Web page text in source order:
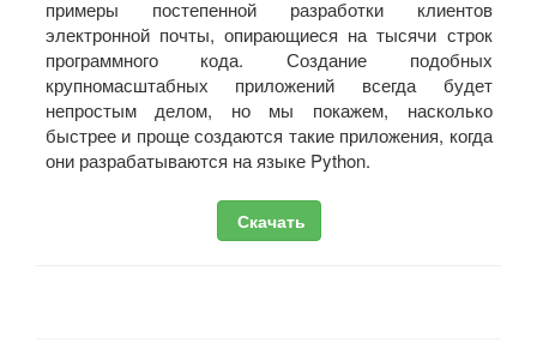
примеры постепенной разработки клиентов
электронной почты, опирающиеся на тысячи строк
программного кода. Создание подобных
крупномасштабных приложений всегда будет
непростым делом, но мы покажем, насколько
быстрее и проще создаются такие приложения, когда
они разрабатываются на языке Python.
Скачать